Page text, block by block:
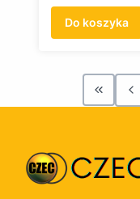
Do koszyka
Wróć